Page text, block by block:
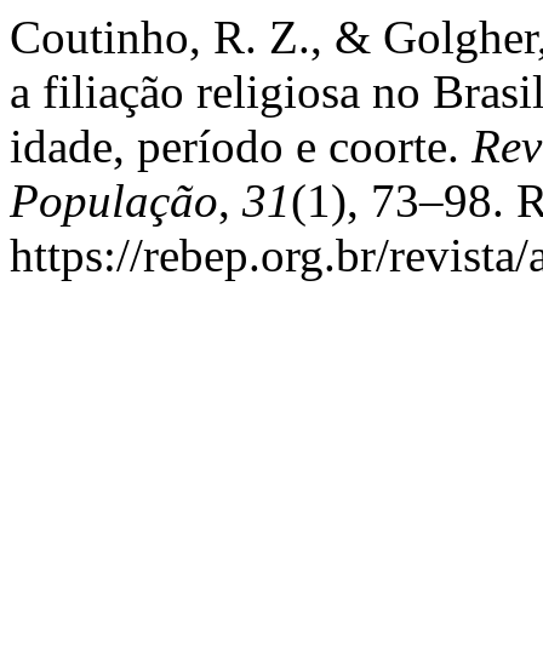
Coutinho, R. Z., &
a filiação religiosa no
idade, período e coorte.
População, 31(1), 73–98.
https://rebep.org.br/